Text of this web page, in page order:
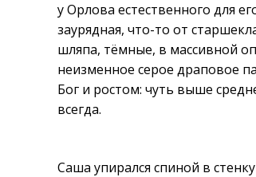
у Орлова естественного для
заурядная, что-то от
шляпа, тёмные, в массивной
неизменное серое драповое
Бог и ростом: чуть выше
всегда.
Саша упирался спиной в